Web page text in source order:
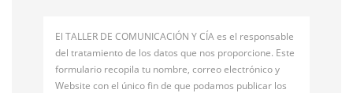
El TALLER DE COMUNICACIÓN Y CÍA es el responsable
del tratamiento de los datos que nos proporcione. Este
formulario recopila tu nombre, correo electrónico y
Website con el único fin de que podamos publicar los